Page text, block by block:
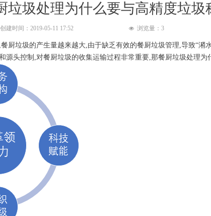
垃圾处理为什么要与高精度垃圾
厨垃圾的产生量越来越大,由于缺乏有效的餐厨垃圾管理,导致“潲
源头控制,对餐厨垃圾的收集运输过程非常重要,那餐厨垃圾处理为
创建时间： 2019-05-11 17:52 넶 浏览量： 3